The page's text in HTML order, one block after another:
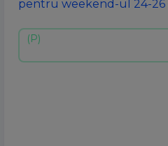
pentru weekend-ul 24-26